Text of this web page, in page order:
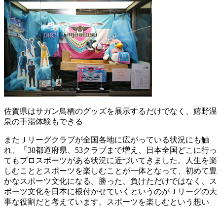
佐賀県はサガン鳥栖のグッズを展示するだけでなく、嬉野温
泉の手湯体験もできる
またＪリーグクラブが全国各地に広がっている状況にも触
れ、「38都道府県、53クラブまで増え、日本全国どこに行っ
てもプロスポーツがある状況に近づいてきました。人生を楽
しむこととスポーツを楽しむことが一体となって、初めて豊
かなスポーツ文化になる。勝った、負けただけではなく、ス
ポーツ文化を日本に根付かせていくというのがＪリーグの大
事な役割だと考えています。スポーツを楽しむという想い